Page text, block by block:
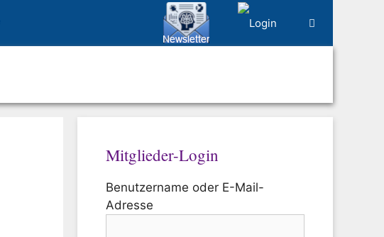
Mitglieder-Login
Benutzername oder E-Mail-
Adresse